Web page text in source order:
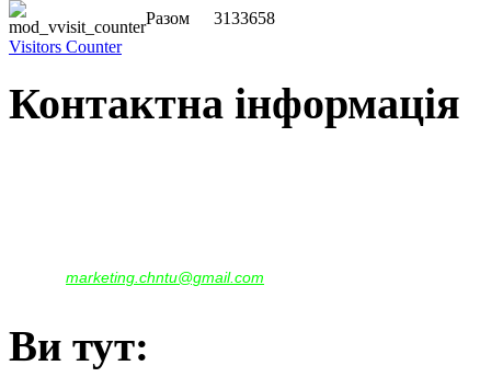
Разом
3133658
Visitors Counter
Контактна інформація
marketing.chntu@gmail.com
Ви тут: